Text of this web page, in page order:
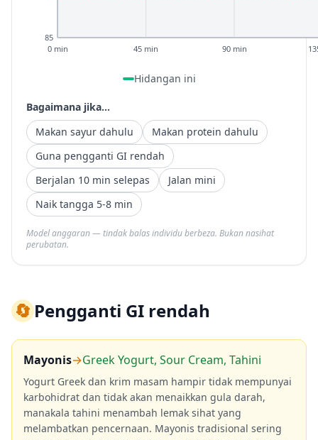
85
0 min 45 min 90 min
Hidangan ini
Bagaimana jika...
Makan sayur dahulu
Makan protein dahulu
Guna pengganti GI rendah
Berjalan 10 min selepas
Jalan mini
Naik tangga 5-8 min
Model anggaran — tindak balas individu berbeza. Bukan nasihat
perubatan.
🔄Pengganti GI rendah
Mayonis→Greek Yogurt, Sour Cream, Tahini
Yogurt Greek dan krim masam hampir tidak mempunyai
karbohidrat dan tidak akan menaikkan gula darah,
manakala tahini menambah lemak sihat yang
melambatkan pencernaan. Mayonis tradisional sering